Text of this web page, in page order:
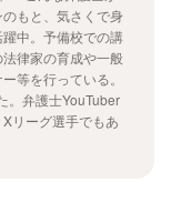
もと、気さくで身
中。予備校での講
律家の育成や一般
等を行っている。
。弁護士YouTuber
リーグ選手でもあ